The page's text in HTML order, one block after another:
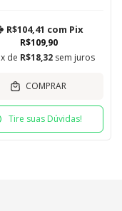
R$109,90
R$104,41 com Pix
x de R$18,32 sem juros
COMPRAR
Tire suas Dúvidas!